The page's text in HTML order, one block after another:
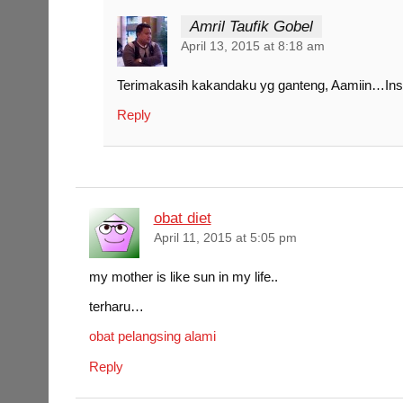
Amril Taufik Gobel
April 13, 2015 at 8:18 am
Terimakasih kakandaku yg ganteng,
Reply
obat diet
April 11, 2015 at 5:05 pm
my mother is like sun in my life..
terharu…
obat pelangsing alami
Reply